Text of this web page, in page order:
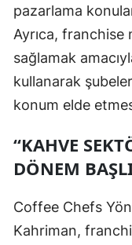
pazarlama
Ayrıca, franchise
sağlamak
kullanarak
konum elde
“KAHVE
DÖNEM
Coffee Chefs
Kahriman,